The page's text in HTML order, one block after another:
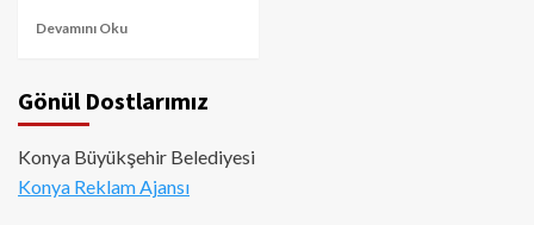
Devamını Oku
Gönül Dostlarımız
Konya Büyükşehir Belediyesi
Konya Reklam Ajansı